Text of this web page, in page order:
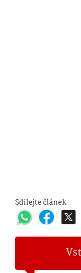
Sdílejte článek